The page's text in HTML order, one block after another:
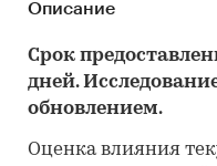
Описание
Срок
дней.
обновлением.
Оценка влияния